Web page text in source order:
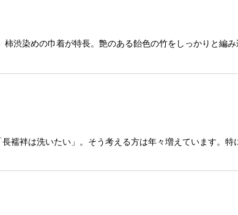
渋染めの巾着が特長。艶のある飴色の竹をしっかりと編
襦袢は洗いたい」。そう考える方は年々増えています。特